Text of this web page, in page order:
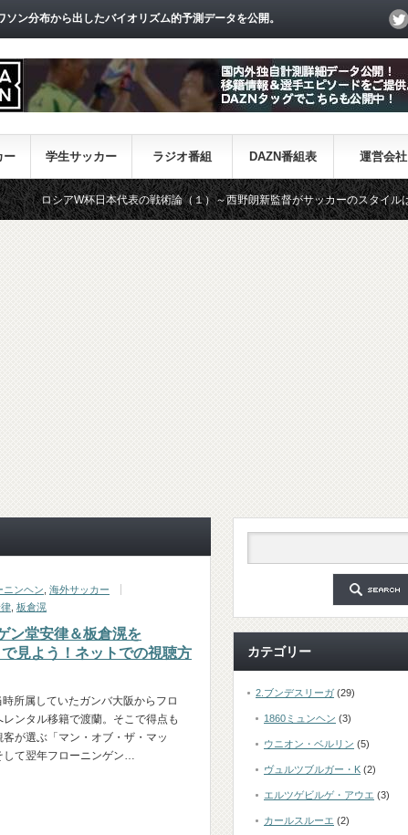
ン分布から出したバイオリズム的予測データを公開。
ー 学生サッカー ラジオ番組 DAZN番組表 運営会社
杯日本代表の戦術論（１）～西野朗新監督がサッカーのスタイルは何か～
ニンヘン 海外サッカー
板倉滉
ン堂安律＆板倉滉を
見よう！ネットでの視聴方
所属していたガンバ大阪からフロ
ンタル移籍で渡蘭。そこで得点も
が選ぶ「マン・オブ・ザ・マッ
して翌年フローニンゲン…
カテゴリー
2.ブンデスリーガ (29)
1860ミュンヘン (3)
ウニオン・ベルリン (5)
ヴュルツブルガー・K (2)
エルツゲビルゲ・アウエ (3)
カールスルーエ (2)